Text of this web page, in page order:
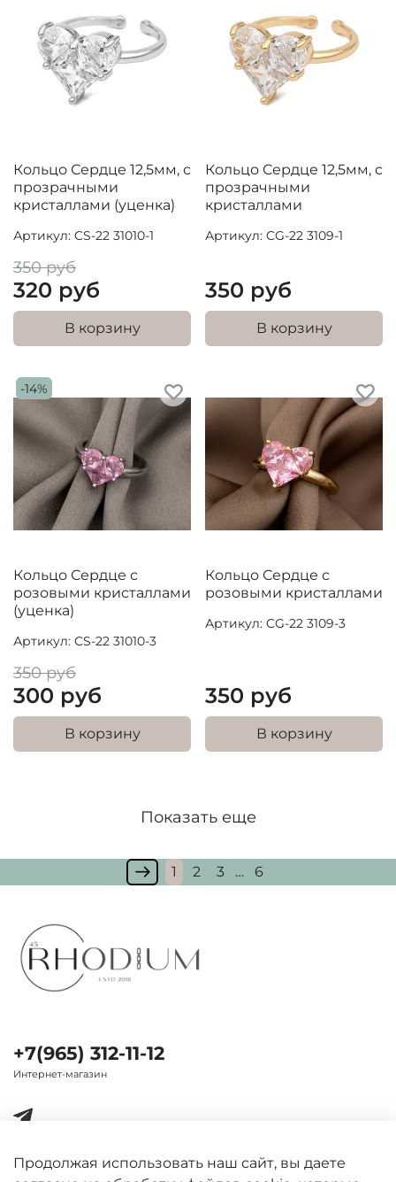
Кольцо Сердце 12,5мм, с
прозрачными
кристаллами (уценка)
Артикул: CS-22 31010-1
350 руб
320 руб
В корзину
Кольцо Сердце 12,5мм, с
прозрачными
кристаллами
Артикул: CG-22 3109-1
350 руб
В корзину
-14%
Кольцо Сердце с
розовыми кристаллами
(уценка)
Артикул: CS-22 31010-3
350 руб
300 руб
В корзину
Кольцо Сердце с
розовыми кристаллами
Артикул: CG-22 3109-3
350 руб
В корзину
Показать еще
1 2 3 … 6
+7(965) 312-11-12
Интернет-магазин
Продолжая использовать наш сайт, вы даете